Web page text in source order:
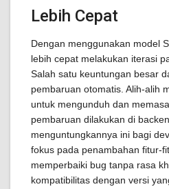
Lebih Cepat
Dengan menggunakan model
lebih cepat melakukan iterasi
Salah satu keuntungan besar
pembaruan otomatis. Alih-alih
untuk mengunduh dan
pembaruan dilakukan di
menguntungkannya ini bagi
fokus pada penambahan fitur-
memperbaiki bug tanpa rasa
kompatibilitas dengan versi